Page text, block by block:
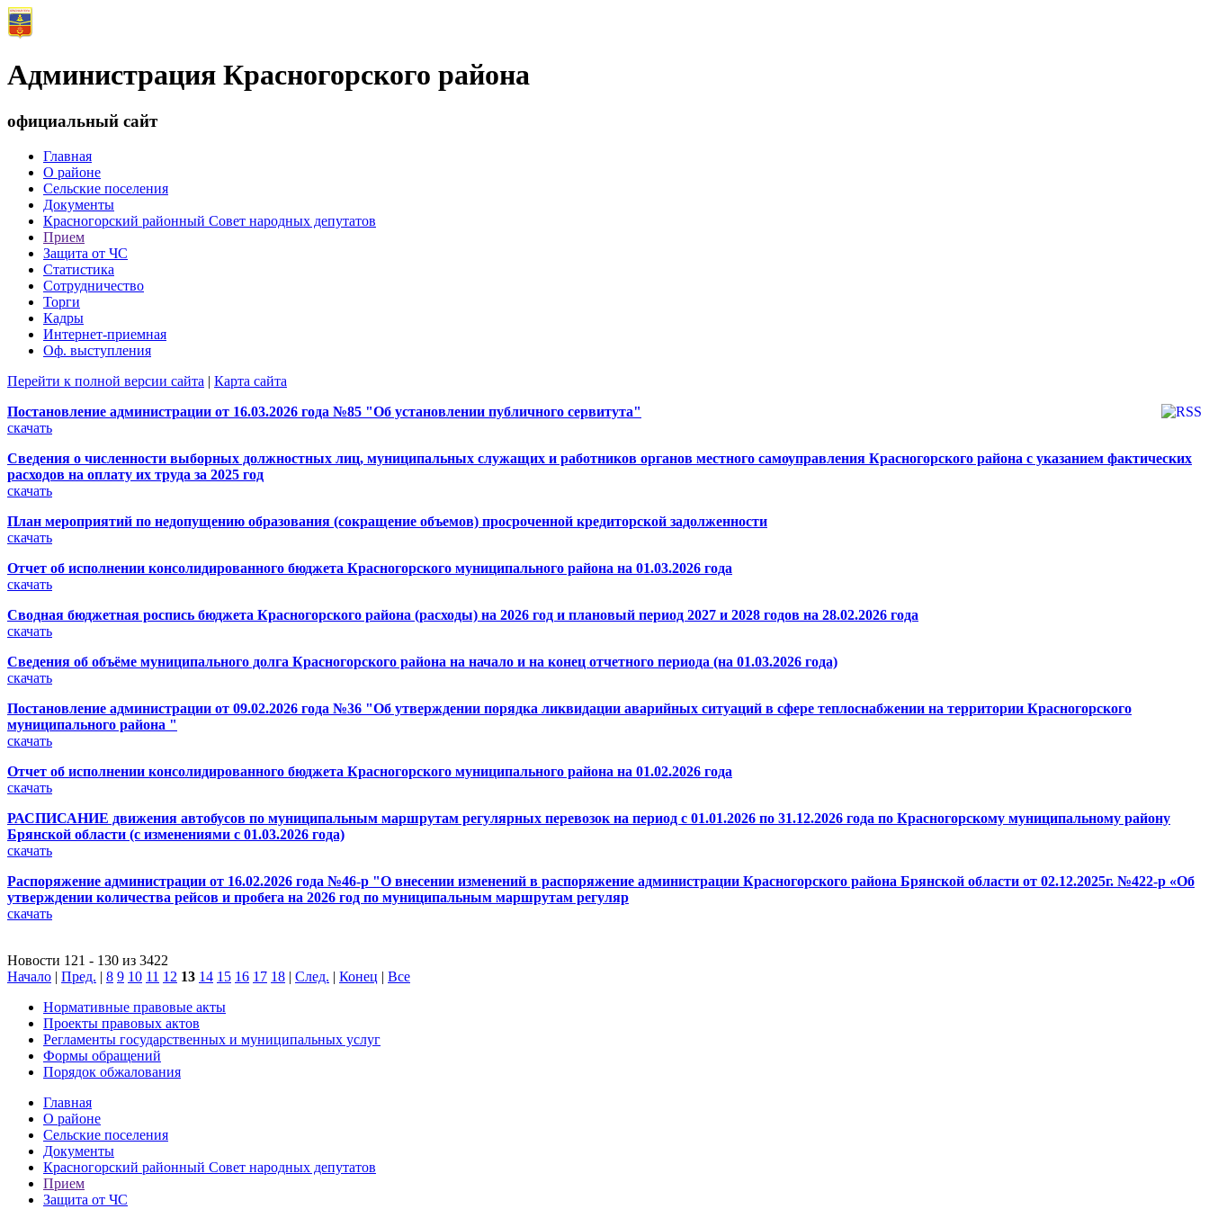
Администрация Красногорского района
официальный сайт
Главная
О районе
Сельские поселения
Документы
Красногорский районный Совет народных депутатов
Прием
Защита от ЧС
Статистика
Сотрудничество
Торги
Кадры
Интернет-приемная
Оф. выступления
Перейти к полной версии сайта | Карта сайта
Постановление администрации от 16.03.2026 года №85 "Об установлении публичного сервитута"
скачать
Сведения о численности выборных должностных лиц, муниципальных служащих и работников органов местного самоуправления Красногорского района с указанием фактических
расходов на оплату их труда за 2025 год
скачать
План мероприятий по недопущению образования (сокращение объемов) просроченной кредиторской задолженности
скачать
Отчет об исполнении консолидированного бюджета Красногорского муниципального района на 01.03.2026 года
скачать
Сводная бюджетная роспись бюджета Красногорского района (расходы) на 2026 год и плановый период 2027 и 2028 годов на 28.02.2026 года
скачать
Сведения об объёме муниципального долга Красногорского района на начало и на конец отчетного периода (на 01.03.2026 года)
скачать
Постановление администрации от 09.02.2026 года №36 "Об утверждении порядка ликвидации аварийных ситуаций в сфере теплоснабжении на территории Красногорского
муниципального района "
скачать
Отчет об исполнении консолидированного бюджета Красногорского муниципального района на 01.02.2026 года
скачать
РАСПИСАНИЕ движения автобусов по муниципальным маршрутам регулярных перевозок на период с 01.01.2026 по 31.12.2026 года по Красногорскому муниципальному району
Брянской области (с изменениями с 01.03.2026 года)
скачать
Распоряжение администрации от 16.02.2026 года №46-р "О внесении изменений в распоряжение администрации Красногорского района Брянской области от 02.12.2025г. №422-р «Об
утверждении количества рейсов и пробега на 2026 год по муниципальным маршрутам регуляр
скачать
Новости 121 - 130 из 3422
Начало | Пред. | 8 9 10 11 12 13 14 15 16 17 18 | След. | Конец | Все
Нормативные правовые акты
Проекты правовых актов
Регламенты государственных и муниципальных услуг
Формы обращений
Порядок обжалования
Главная
О районе
Сельские поселения
Документы
Красногорский районный Совет народных депутатов
Прием
Защита от ЧС